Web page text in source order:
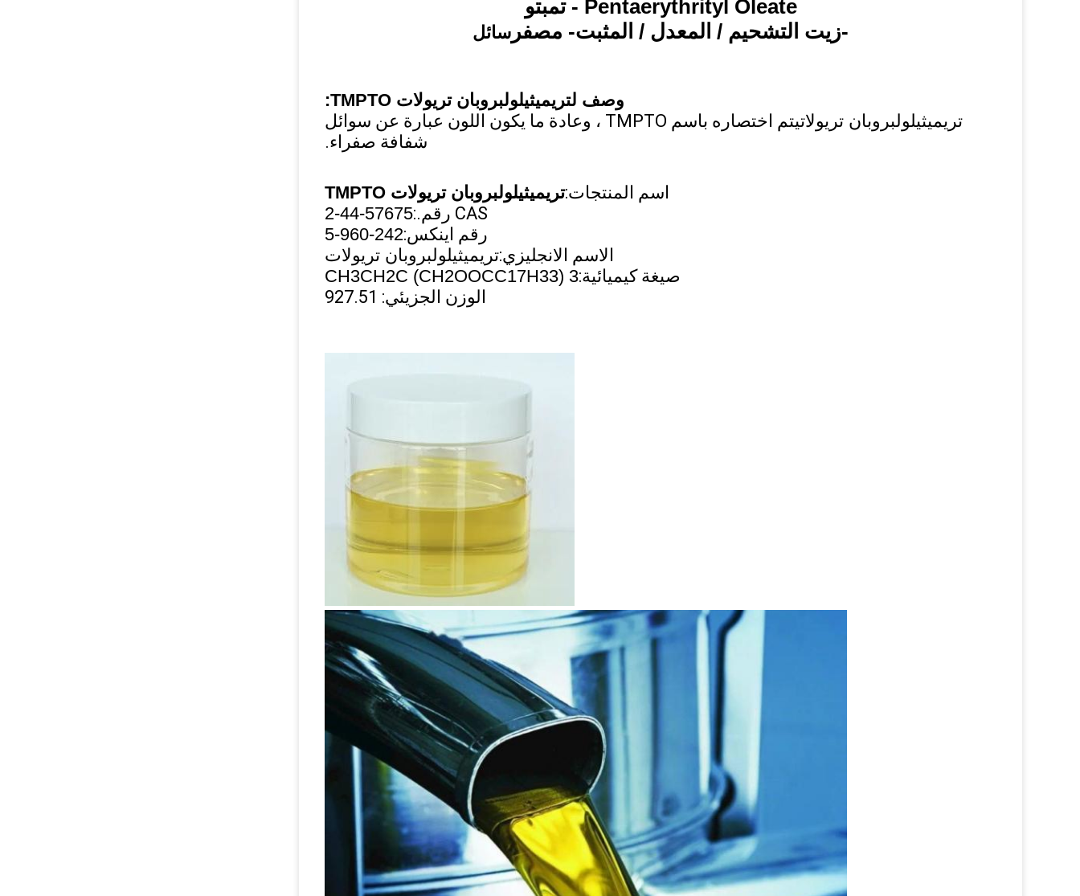
Pentaerythrityl Oleate - تمبتو
-زيت التشحيم / المعدل / المثبت- مصفر سائل
وصف لتريميثيلولبروبان تريولات TMPTO
:
تريميثيلولبروبان تريولات
يتم اختصاره باسم TMPTO ، وعادة ما يكون اللون عبارة عن سوائل
شفافة صفراء.
اسم المنتجات:تريميثيلولبروبان تريولات TMPTO
CAS رقم.:
57675-44-2
رقم اينكس:242-960-5
الاسم الانجليزي:تريميثيلولبروبان تريولات
صيغة كيميائية:CH3CH2C (CH2OOCC17H33) 3
الوزن الجزيئي: 927.51